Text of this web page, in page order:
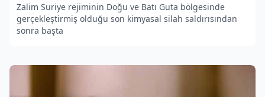
Zalim Suriye rejiminin Doğu ve Batı Guta bölgesinde
gerçekleştirmiş olduğu son kimyasal silah saldırısından
sonra başta